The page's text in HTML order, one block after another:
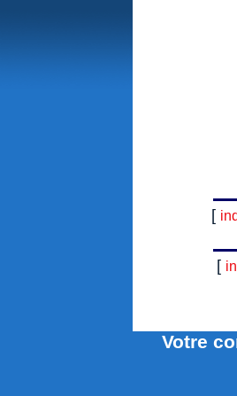
[
[
Votre